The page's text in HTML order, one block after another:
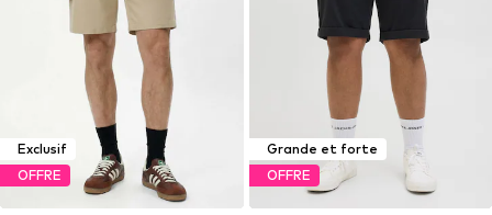
Exclusif
OFFRE
Grande et forte
OFFRE